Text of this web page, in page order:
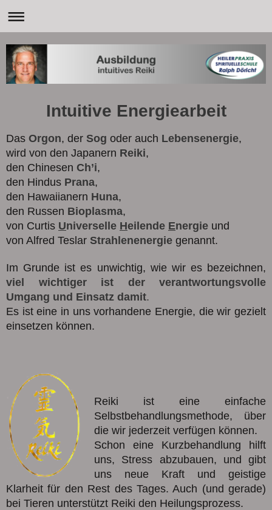
Intuitive Energiearbeit
Das Orgon, der Sog oder auch Lebensenergie,
wird von den Japanern Reiki,
den Chinesen Ch’i,
den Hindus Prana,
den Hawaiianern Huna,
den Russen Bioplasma,
von Curtis Universelle Heilende Energie und
von Alfred Teslar Strahlenenergie genannt.
Im Grunde ist es unwichtig, wie wir es bezeichnen,
viel wichtiger ist der verantwortungsvolle
Umgang und Einsatz damit.
Es ist eine in uns vorhandene Energie, die wir gezielt
einsetzen können.
Reiki ist eine einfache
Selbstbehandlungsmethode, über
die wir jederzeit verfügen können.
Schon eine Kurzbehandlung hilft
uns, Stress abzubauen, und gibt
uns neue Kraft und geistige
Klarheit für den Rest des Tages. Auch (und gerade)
bei Tieren unterstützt Reiki den Heilungsprozess.